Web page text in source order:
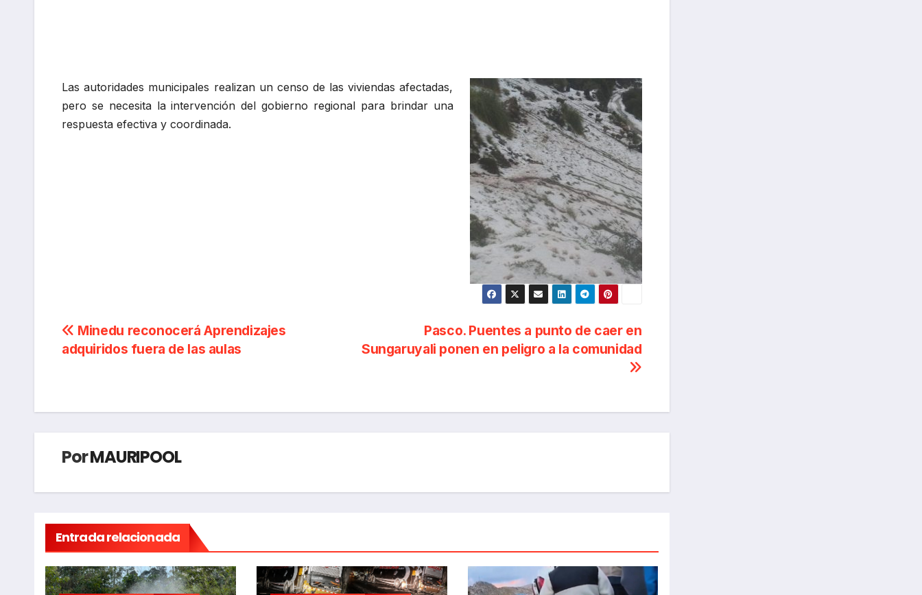
Las autoridades municipales realizan un censo de las viviendas afectadas,
pero se necesita la intervención del gobierno regional para brindar una
respuesta efectiva y coordinada.
Navegación
de
Pasco. Puentes a punto de caer en
Sungaruyali ponen en peligro a la comunidad
Minedu reconocerá Aprendizajes
adquiridos fuera de las aulas
PorMAURIPOOL
Entrada relacionada